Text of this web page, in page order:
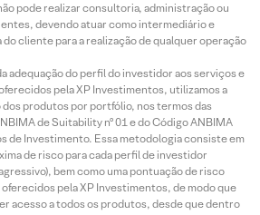
pode realizar consultoria, administração ou
devendo atuar como intermediário e
cliente para a realização de qualquer operação
adequação do perfil do investidor aos serviços e
pela XP Investimentos, utilizamos a
produtos por portfólio, nos termos das
de Suitability nº 01 e do Código ANBIMA
de Investimento. Essa metodologia consiste em
de risco para cada perfil de investidor
bem como uma pontuação de risco
pela XP Investimentos, de modo que
acesso a todos os produtos, desde que dentro